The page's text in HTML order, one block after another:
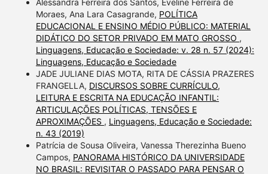
Alessandra Ferreira dos Santos, Eveline Ferreira de
Moraes, Ana Lara Casagrande, POLÍTICA
EDUCACIONAL E ENSINO MÉDIO PÚBLICO: MATERIAL
DIDÁTICO DO SETOR PRIVADO EM MATO GROSSO ,
Linguagens, Educação e Sociedade: v. 28 n. 57 (2024):
Linguagens, Educação e Sociedade
JADE JULIANE DIAS MOTA, RITA DE CÁSSIA PRAZERES
FRANGELLA, DISCURSOS SOBRE CURRÍCULO,
LEITURA E ESCRITA NA EDUCAÇÃO INFANTIL:
ARTICULAÇÕES POLÍTICAS, TENSÕES E
APROXIMAÇÕES , Linguagens, Educação e Sociedade:
n. 43 (2019)
Patrícia de Sousa Oliveira, Vanessa Therezinha Bueno
Campos, PANORAMA HISTÓRICO DA UNIVERSIDADE
NO BRASIL: REVISITAR O PASSADO PARA PENSAR O